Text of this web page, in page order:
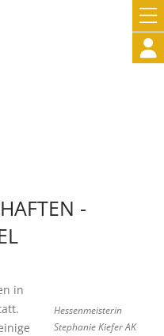

-
in
Hessenmeisterin
Stephanie Kiefer AK